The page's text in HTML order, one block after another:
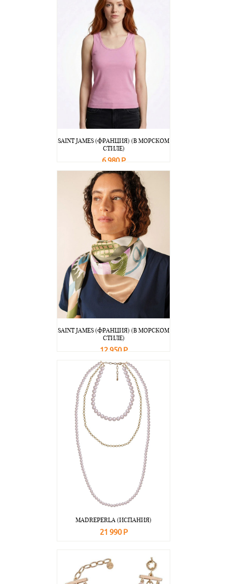
SAINT JAMES (ФРАНЦИЯ) (В МОРСКОМ
СТИЛЕ)
6 980 Р
В корзину Подробнее
SAINT JAMES (ФРАНЦИЯ) (В МОРСКОМ
СТИЛЕ)
12 950 Р
В корзину Подробнее
MADREPERLA (ИСПАНИЯ)
21 990 Р